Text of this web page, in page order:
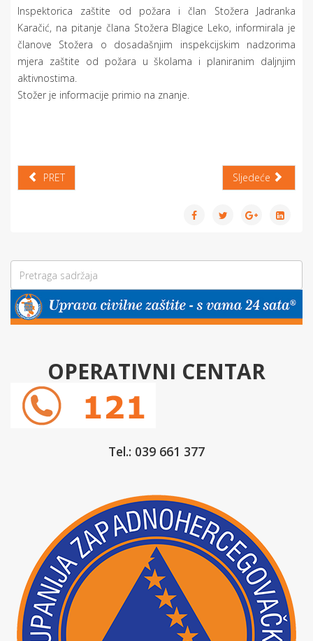
Inspektorica zaštite od požara i član Stožera Jadranka
Karačić, na pitanje člana Stožera Blagice Leko, informirala je
članove Stožera o dosadašnjim inspekcijskim nadzorima
mjera zaštite od požara u školama i planiranim daljnjim
aktivnostima.
Stožer je informacije primio na znanje.
PRET Sljedeće
OPERATIVNI CENTAR
Tel.: 039 661 377